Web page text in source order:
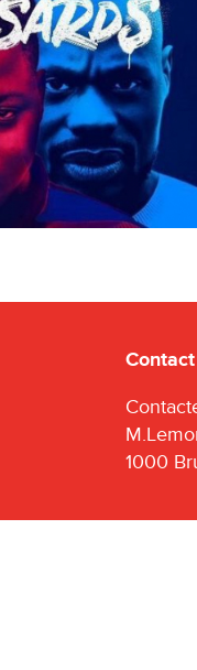
Contact
1000